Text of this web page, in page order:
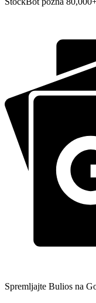
Spremljajte Bulios na